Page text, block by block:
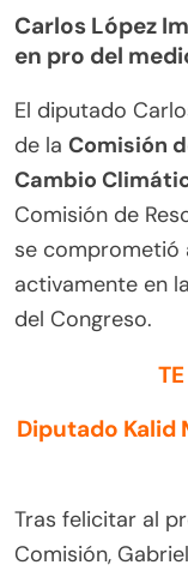
Carlos López
en pro del
El diputado
de la Comisión
Cambio
Comisión de
se comprometió
activamente en
del Congreso.
Diputado Kalid
Tras felicitar al
Comisión,